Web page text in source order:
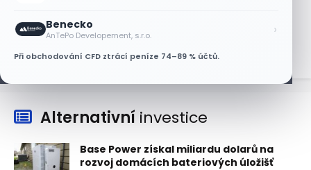
Benecko
AnTePo Developement, s.r.o. ›
Při obchodování CFD ztrácí peníze 74–89 % účtů.
6 SRPNA, 2026
Alternativní investice
Base Power získal miliardu dolarů na
rozvoj domácích bateriových úložišť